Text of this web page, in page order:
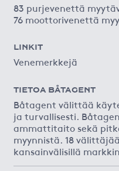
83 purjevenettä
76 moottorivenettä
LINKIT
Venemerkkejä
TIETOA BÅTAGENT
Båtagent välittää
ja turvallisesti.
ammattitaito sekä
myynnistä. 18
kansainvälisillä